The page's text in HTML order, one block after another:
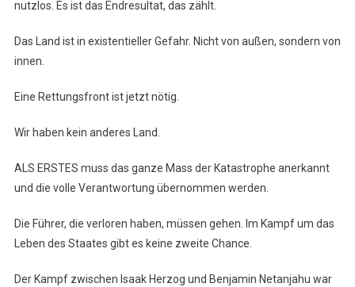
nutzlos. Es ist das Endresultat, das zählt.
Das Land ist in existentieller Gefahr. Nicht von außen, sondern von
innen.
Eine Rettungsfront ist jetzt nötig.
Wir haben kein anderes Land.
ALS ERSTES muss das ganze Mass der Katastrophe anerkannt
und die volle Verantwortung übernommen werden.
Die Führer, die verloren haben, müssen gehen. Im Kampf um das
Leben des Staates gibt es keine zweite Chance.
Der Kampf zwischen Isaak Herzog und Benjamin Netanjahu war